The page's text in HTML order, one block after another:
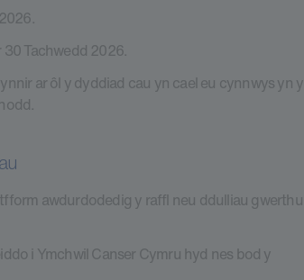
30 Tachwedd 2026.
ar ôl y dyddiad cau yn cael eu cynnwys yn y
awdurdodedig y raffl neu ddulliau gwerthu
i Ymchwil Canser Cymru hyd nes bod y